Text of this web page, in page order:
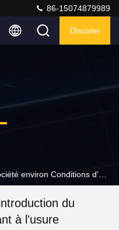
86-15074879989
Discuter
du
à l'usure